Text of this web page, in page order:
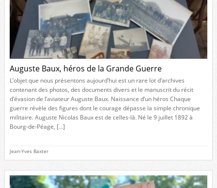
Auguste Baux, héros de la Grande Guerre
L’objet que nous présentons aujourd’hui est un rare lot d’archives
contenant des photos, des documents divers et le manuscrit du récit
d’évasion de l’aviateur Auguste Baux. Naissance d’un héros Chaque
guerre révèle des figures dont le courage dépasse la simple chronique
militaire. Auguste Nicolas Baux est de celles-là. Né le 9 juillet 1892 à
Bourg-de-Péage, […]
Jean-Yves Baxter